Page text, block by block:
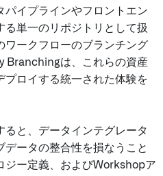
パイプラインやフロントエン
る単一のリポジトリとして扱
ワークフローのブランチング
Branchingは、これらの資産
プロイする統一された体験を
と、データインテグレータ
ータの整合性を損なうこと
ジー定義、およびWorkshopア